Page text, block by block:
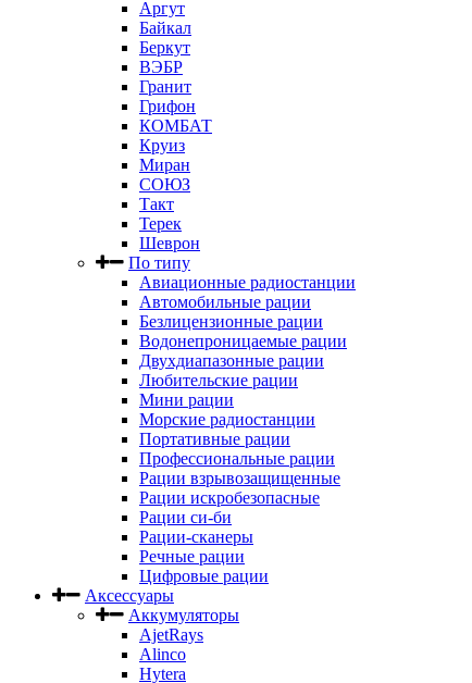
Аргут
Байкал
Беркут
ВЭБР
Гранит
Грифон
КОМБАТ
Круиз
Миран
СОЮЗ
Такт
Терек
Шеврон
По типу
Авиационные радиостанции
Автомобильные рации
Безлицензионные рации
Водонепроницаемые рации
Двухдиапазонные рации
Любительские рации
Мини рации
Морские радиостанции
Портативные рации
Профессиональные рации
Рации взрывозащищенные
Рации искробезопасные
Рации си-би
Рации-сканеры
Речные рации
Цифровые рации
Аксессуары
Аккумуляторы
AjetRays
Alinco
Hytera